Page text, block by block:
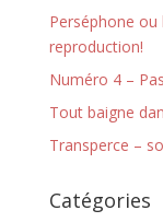
Perséphone ou
reproduction!
Numéro 4 –
Tout baigne
Transperce –
Catégories